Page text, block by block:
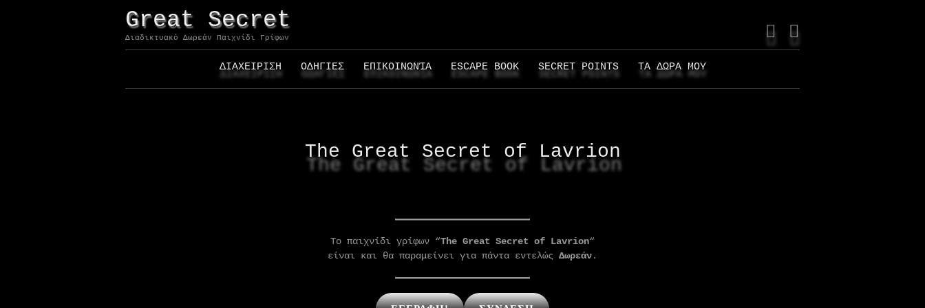
Great Secret
Διαδικτυακό Δωρεάν Παιχνίδι Γρίφων
FacebookInstagram
ΔΙΑΧΕΙΡΙΣΗ ΟΔΗΓΙΕΣ ΕΠΙΚΟΙΝΩΝΊΑ ESCAPE BOOK SECRET POINTS ΤΑ ΔΩΡΑ ΜΟΥ
The Great Secret of Lavrion
To παιχνίδι γρίφων “The Great Secret of Lavrion“
είναι και θα παραμείνει για πάντα εντελώς Δωρεάν.